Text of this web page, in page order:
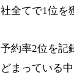
社全てで1位を
予約率2位を記
どまっている